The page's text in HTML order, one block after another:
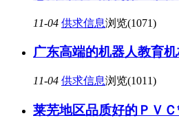
11-04 供求信息浏览(1071)
广东高端的机器人教育
11-04 供求信息浏览(1011)
莱芜地区品质好的ＰＶ